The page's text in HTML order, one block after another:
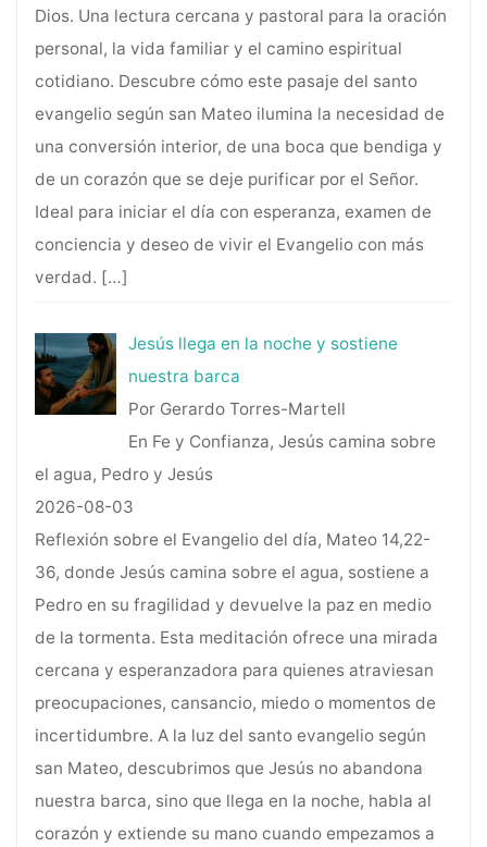
Dios. Una lectura cercana y pastoral para la oración
personal, la vida familiar y el camino espiritual
cotidiano. Descubre cómo este pasaje del santo
evangelio según san Mateo ilumina la necesidad de
una conversión interior, de una boca que bendiga y
de un corazón que se deje purificar por el Señor.
Ideal para iniciar el día con esperanza, examen de
conciencia y deseo de vivir el Evangelio con más
verdad. […]
Jesús llega en la noche y sostiene
nuestra barca
Por Gerardo Torres-Martell
En Fe y Confianza, Jesús camina sobre
el agua, Pedro y Jesús
2026-08-03
Reflexión sobre el Evangelio del día, Mateo 14,22-
36, donde Jesús camina sobre el agua, sostiene a
Pedro en su fragilidad y devuelve la paz en medio
de la tormenta. Esta meditación ofrece una mirada
cercana y esperanzadora para quienes atraviesan
preocupaciones, cansancio, miedo o momentos de
incertidumbre. A la luz del santo evangelio según
san Mateo, descubrimos que Jesús no abandona
nuestra barca, sino que llega en la noche, habla al
corazón y extiende su mano cuando empezamos a